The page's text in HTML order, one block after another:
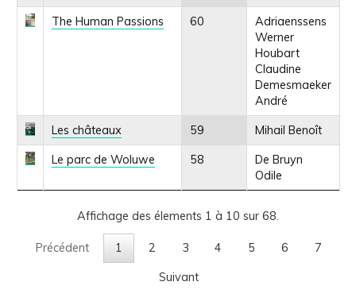
The Human Passions 60
Adriaenssens
Werner
Houbart
Claudine
Demesmaeker
André
Les châteaux 59 Mihail Benoît
Le parc de Woluwe 58
De Bruyn
Odile
Affichage des élements 1 à 10 sur 68.
Précédent 1 2 3 4 5 6 7
Suivant